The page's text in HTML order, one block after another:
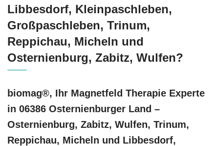
Libbesdorf, Kleinpaschleben,
Großpaschleben, Trinum,
Reppichau, Micheln und
Osternienburg, Zabitz, Wulfen?
biomag®, Ihr Magnetfeld Therapie Experte
in 06386 Osternienburger Land –
Osternienburg, Zabitz, Wulfen, Trinum,
Reppichau, Micheln und Libbesdorf,